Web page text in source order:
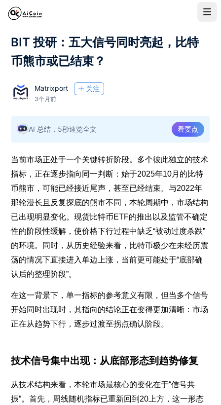
BIT 投研：五大信号同时亮起，比特
币熊市或已结束？
Matrixport 关注
3个月前
AI 总结，5秒速览全文 看要点
当前市场正处于一个关键转折阶段。多个彼此独立的技术
指标，正在逐步指向同一判断：始于2025年10月的比特
币熊市，可能已经接近尾声，甚至已经结束。与2022年
那轮漫长且反复探底的熊市不同，本轮周期中，市场结构
已出现明显变化。现货比特币ETF的推出以及监管不确定
性的阶段性缓解，使价格下行过程中缺乏“被动过度杀跌”
的环境。同时，从历史经验来看，比特币极少在未经历震
荡的情况下直接进入单边上涨，当前更可能处于“底部确
认后的整理阶段”。
在这一背景下，单一指标的参考意义有限，但当多个信号
开始同时出现时，其指向的结论正在变得更加清晰：市场
正在从趋势下行，逐步过渡至拐点确认阶段。
技术信号集中出现：从底部形态到趋势修复
从技术结构来看，本轮市场最核心的变化在于“信号共
振”。首先，周线随机指标已重新回到20上方，这一形态